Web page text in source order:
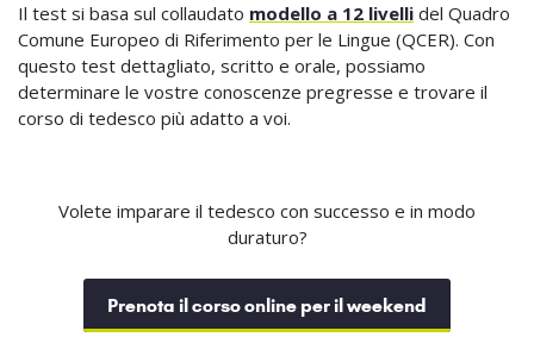
Il test si basa sul collaudato modello a 12 livelli del Quadro
Comune Europeo di Riferimento per le Lingue (QCER). Con
questo test dettagliato, scritto e orale, possiamo
determinare le vostre conoscenze pregresse e trovare il
corso di tedesco più adatto a voi.
Volete imparare il tedesco con successo e in modo
duraturo?
Prenota il corso online per il weekend